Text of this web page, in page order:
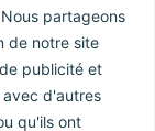
partageons
de notre site
publicité et
d'autres
qu'ils ont